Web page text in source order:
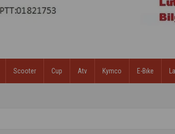
Scooter Cup Atv Kymco E-Bıke